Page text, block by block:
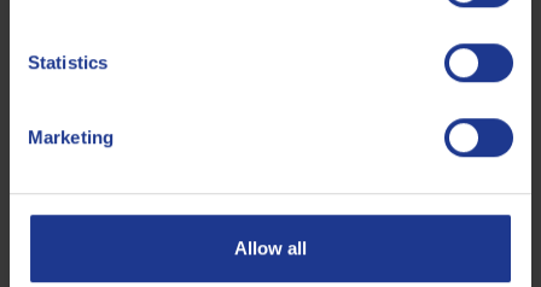
Statistics
Marketing
Allow all